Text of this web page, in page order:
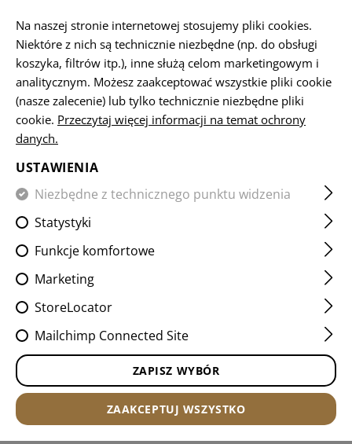
STRONA GŁÓWNA SPRZĘT ŁADOWNICE SPECJALNY
GPS POUCH LC FOR GARMIN
GPSMAP
Na naszej stronie internetowej stosujemy pliki cookies.
Niektóre z nich są technicznie niezbędne (np. do obsługi
koszyka, filtrów itp.), inne służą celom marketingowym i
analitycznym. Możesz zaakceptować wszystkie pliki cookie
(nasze zalecenie) lub tylko technicznie niezbędne pliki
cookie. Przeczytaj więcej informacji na temat ochrony
danych.
USTAWIENIA
Niezbędne z technicznego punktu widzenia
Statystyki
Funkcje komfortowe
Marketing
StoreLocator
Mailchimp Connected Site
ZAPISZ WYBÓR
ZAAKCEPTUJ WSZYSTKO